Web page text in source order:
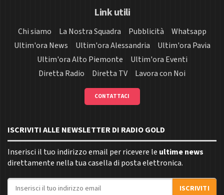
Link utili
Chi siamo La Nostra Squadra Pubblicità
Whatsapp
Ultim'ora News
Ultim'ora Alessandria
Ultim'ora Pavia
Ultim'ora Alto Piemonte
Ultim'ora Eventi
Diretta Radio
Diretta TV Lavora con Noi
CONTATTACI
ISCRIVITI ALLE NEWSLETTER DI RADIO GOLD
Inserisci il tuo indirizzo email per ricevere le ultime news
direttamente nella tua casella di posta elettronica.
Indirizzo email
ISCRIVITI